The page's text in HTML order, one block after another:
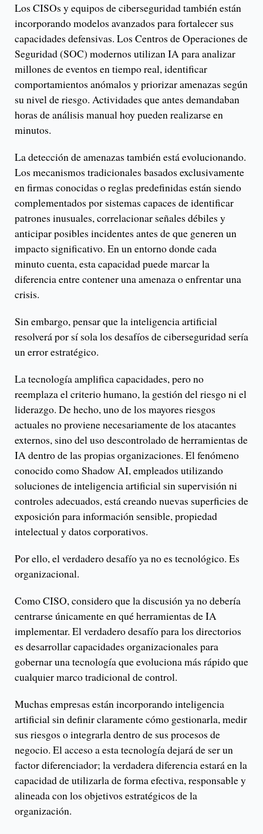
Los CISOs y equipos de ciberseguridad también están
incorporando modelos avanzados para fortalecer sus
capacidades defensivas. Los Centros de Operaciones de
Seguridad (SOC) modernos utilizan IA para analizar
millones de eventos en tiempo real, identificar
comportamientos anómalos y priorizar amenazas según
su nivel de riesgo. Actividades que antes demandaban
horas de análisis manual hoy pueden realizarse en
minutos.
La detección de amenazas también está evolucionando.
Los mecanismos tradicionales basados exclusivamente
en firmas conocidas o reglas predefinidas están siendo
complementados por sistemas capaces de identificar
patrones inusuales, correlacionar señales débiles y
anticipar posibles incidentes antes de que generen un
impacto significativo. En un entorno donde cada
minuto cuenta, esta capacidad puede marcar la
diferencia entre contener una amenaza o enfrentar una
crisis.
Sin embargo, pensar que la inteligencia artificial
resolverá por sí sola los desafíos de ciberseguridad sería
un error estratégico.
La tecnología amplifica capacidades, pero no
reemplaza el criterio humano, la gestión del riesgo ni el
liderazgo. De hecho, uno de los mayores riesgos
actuales no proviene necesariamente de los atacantes
externos, sino del uso descontrolado de herramientas de
IA dentro de las propias organizaciones. El fenómeno
conocido como Shadow AI, empleados utilizando
soluciones de inteligencia artificial sin supervisión ni
controles adecuados, está creando nuevas superficies de
exposición para información sensible, propiedad
intelectual y datos corporativos.
Por ello, el verdadero desafío ya no es tecnológico. Es
organizacional.
Como CISO, considero que la discusión ya no debería
centrarse únicamente en qué herramientas de IA
implementar. El verdadero desafío para los directorios
es desarrollar capacidades organizacionales para
gobernar una tecnología que evoluciona más rápido que
cualquier marco tradicional de control.
Muchas empresas están incorporando inteligencia
artificial sin definir claramente cómo gestionarla, medir
sus riesgos o integrarla dentro de sus procesos de
negocio. El acceso a esta tecnología dejará de ser un
factor diferenciador; la verdadera diferencia estará en la
capacidad de utilizarla de forma efectiva, responsable y
alineada con los objetivos estratégicos de la
organización.